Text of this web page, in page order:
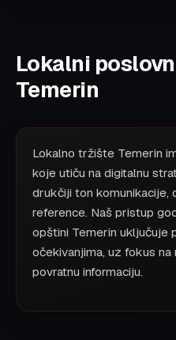
Lokalni
Temerin
Lokalno tržište Temerin
koje utiču na digitalnu
drukčiji ton
reference. Naš pristup
opštini Temerin uključuje
očekivanjima, uz fokus
povratnu informaciju.